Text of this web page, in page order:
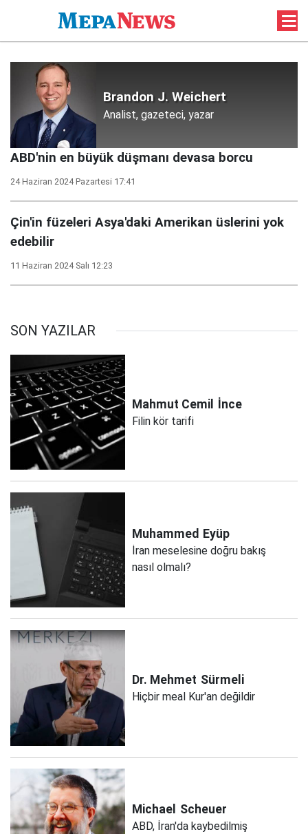
Brandon J. Weichert
Analist, gazeteci, yazar
ABD'nin en büyük düşmanı devasa borcu
24 Haziran 2024 Pazartesi 17:41
Çin'in füzeleri Asya'daki Amerikan üslerini yok
edebilir
11 Haziran 2024 Salı 12:23
SON YAZILAR
Mahmut Cemil İnce
Filin kör tarifi
Muhammed Eyüp
İran meselesine doğru bakış
nasıl olmalı?
Dr. Mehmet Sürmeli
Hiçbir meal Kur'an değildir
Michael Scheuer
ABD, İran'da kaybedilmiş